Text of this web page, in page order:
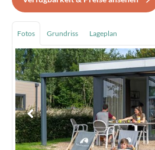
Fotos Grundriss Lageplan